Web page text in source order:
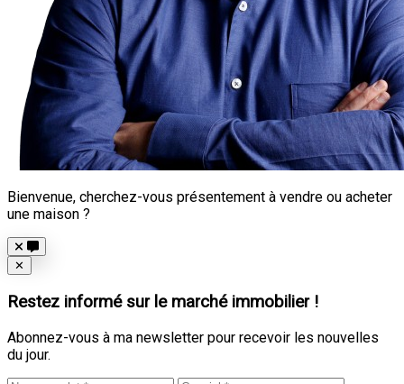
Bienvenue, cherchez-vous présentement à vendre ou acheter
une maison ?
Close
✕
Restez informé sur le marché immobilier !
Abonnez-vous à ma newsletter pour recevoir les nouvelles
du jour.